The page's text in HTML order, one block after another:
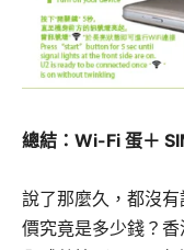
總結：Wi-Fi 蛋＋
說了那麼久，都沒
價究竟是多少錢？